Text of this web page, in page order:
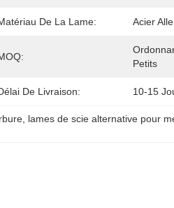
De La Lame: Acier
Petits
De Livraison: 10-15
lames de scie alternative pour